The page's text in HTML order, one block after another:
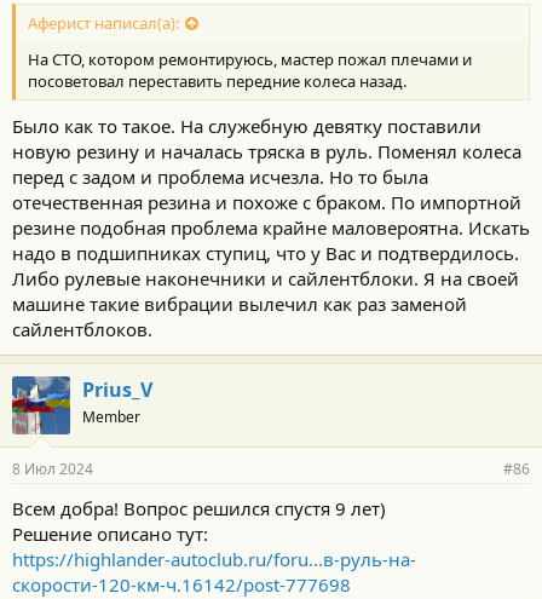
Аферист написал(а):
На СТО, котором ремонтируюсь, мастер пожал плечами и
посоветовал переставить передние колеса назад.
Было как то такое. На служебную девятку поставили
новую резину и началась тряска в руль. Поменял колеса
перед с задом и проблема исчезла. Но то была
отечественная резина и похоже с браком. По импортной
резине подобная проблема крайне маловероятна. Искать
надо в подшипниках ступиц, что у Вас и подтвердилось.
Либо рулевые наконечники и сайлентблоки. Я на своей
машине такие вибрации вылечил как раз заменой
сайлентблоков.
Prius_V
Member
8 Июл 2024 #86
Всем добра! Вопрос решился спустя 9 лет)
Решение описано тут:
https://highlander-autoclub.ru/foru...в-руль-на-
скорости-120-км-ч.16142/post-777698